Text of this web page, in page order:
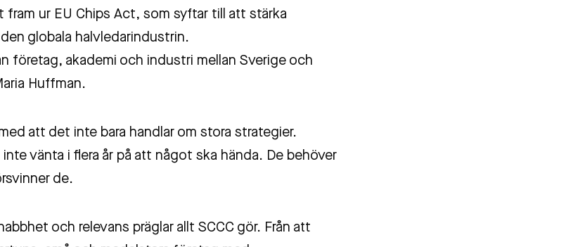
fram ur EU Chips Act, som syftar till att stärka
globala halvledarindustrin.
företag, akademi och industri mellan Sverige och
Huffman.
att det inte bara handlar om stora strategier.
vänta i flera år på att något ska hända. De behöver
de.
och relevans präglar allt SCCC gör. Från att